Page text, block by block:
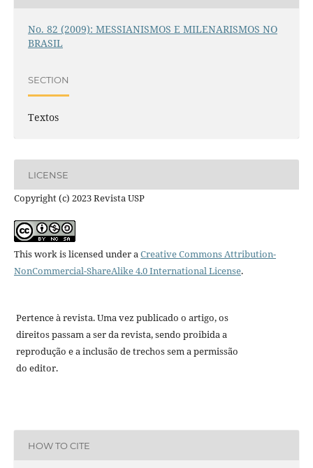
No. 82 (2009): MESSIANISMOS E MILENARISMOS NO
BRASIL
SECTION
Textos
LICENSE
Copyright (c) 2023 Revista USP
This work is licensed under aCreative Commons Attribution-
NonCommercial-ShareAlike 4.0 International License.
Pertence à revista. Uma vez publicado o artigo, os
direitos passam a ser da revista, sendo proibida a
reprodução e a inclusão de trechos sem a permissão
do editor.
HOW TO CITE